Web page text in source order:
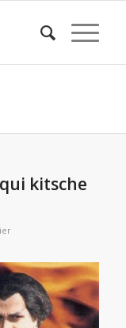
kitsche